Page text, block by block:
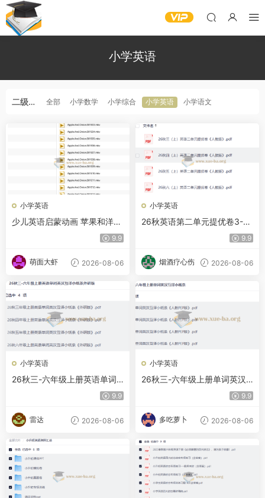
小学英语
二级分
全部 小学数学 小学综合 小学英语 小学语文
小学英语
少儿英语启蒙动画 苹果和洋葱
9.9
萌面大虾 2026-08-06
小学英语
26秋英语第二单元提优卷3-6
9.9
烟酒疗心伤 2026-08-06
小学英语
26秋三-六年级上册英语单词
9.9
雷达 2026-08-06
小学英语
26秋三-六年级上册单词英汉
9.9
多吃萝卜 2026-08-06